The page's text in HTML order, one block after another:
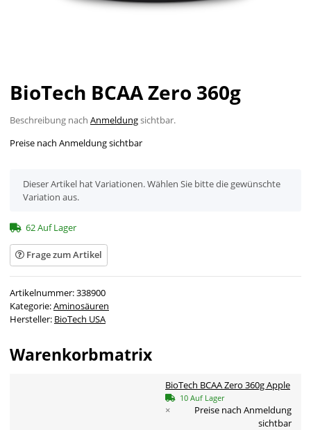
BioTech BCAA Zero 360g
Beschreibung nach Anmeldungsichtbar.
Preise nach Anmeldung sichtbar
x
Dieser Artikel hat Variationen. Wählen Sie bitte die gewünschte
Variation aus.
62 Auf Lager
Frage zum Artikel
Artikelnummer:338900
Kategorie:Aminosäuren
Hersteller: BioTech USA
Warenkorbmatrix
BioTech BCAA Zero 360g Apple
10 Auf Lager
×
Preise nach Anmeldung
sichtbar